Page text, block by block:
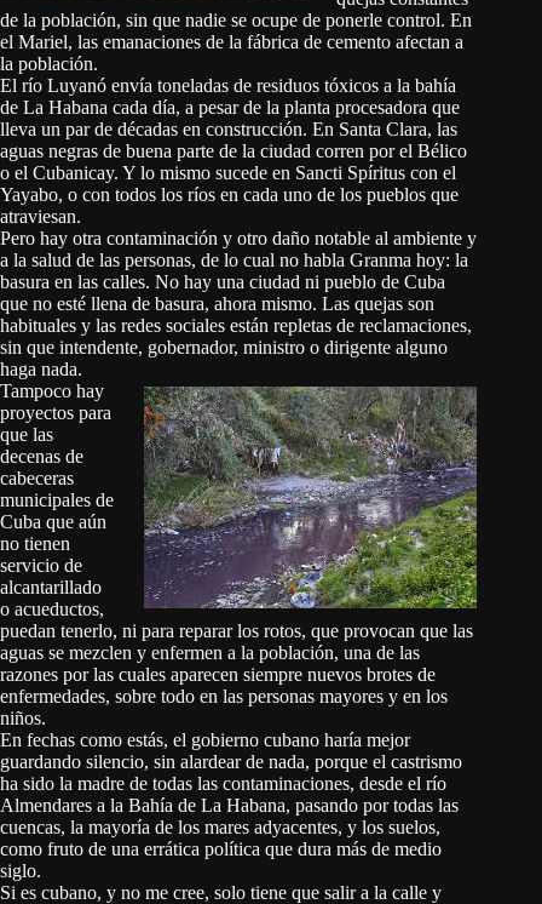
de la población, sin que nadie se ocupe de ponerle control. En
el Mariel, las emanaciones de la fábrica de cemento afectan a
la población.
El río Luyanó envía toneladas de residuos tóxicos a la bahía
de La Habana cada día, a pesar de la planta procesadora que
lleva un par de décadas en construcción. En Santa Clara, las
aguas negras de buena parte de la ciudad corren por el Bélico
o el Cubanicay. Y lo mismo sucede en Sancti Spíritus con el
Yayabo, o con todos los ríos en cada uno de los pueblos que
atraviesan.
Pero hay otra contaminación y otro daño notable al ambiente y
a la salud de las personas, de lo cual no habla Granma hoy: la
basura en las calles. No hay una ciudad ni pueblo de Cuba
que no esté llena de basura, ahora mismo. Las quejas son
habituales y las redes sociales están repletas de reclamaciones,
sin que intendente, gobernador, ministro o dirigente alguno
haga nada.
Tampoco hay
proyectos para
que las
decenas de
cabeceras
municipales de
Cuba que aún
no tienen
servicio de
alcantarillado
o acueductos,
puedan tenerlo, ni para reparar los rotos, que provocan que las
aguas se mezclen y enfermen a la población, una de las
razones por las cuales aparecen siempre nuevos brotes de
enfermedades, sobre todo en las personas mayores y en los
niños.
En fechas como estás, el gobierno cubano haría mejor
guardando silencio, sin alardear de nada, porque el castrismo
ha sido la madre de todas las contaminaciones, desde el río
Almendares a la Bahía de La Habana, pasando por todas las
cuencas, la mayoría de los mares adyacentes, y los suelos,
como fruto de una errática política que dura más de medio
siglo.
Si es cubano, y no me cree, solo tiene que salir a la calle y